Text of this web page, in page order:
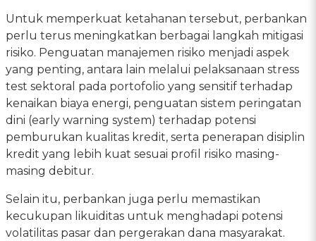
Untuk memperkuat ketahanan tersebut, perbankan
perlu terus meningkatkan berbagai langkah mitigasi
risiko. Penguatan manajemen risiko menjadi aspek
yang penting, antara lain melalui pelaksanaan stress
test sektoral pada portofolio yang sensitif terhadap
kenaikan biaya energi, penguatan sistem peringatan
dini (early warning system) terhadap potensi
pemburukan kualitas kredit, serta penerapan disiplin
kredit yang lebih kuat sesuai profil risiko masing-
masing debitur.
Selain itu, perbankan juga perlu memastikan
kecukupan likuiditas untuk menghadapi potensi
volatilitas pasar dan pergerakan dana masyarakat.